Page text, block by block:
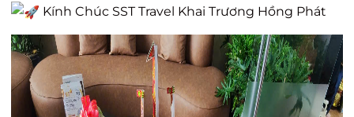
Kính Chúc SST Travel Khai Trương Hồng Phát